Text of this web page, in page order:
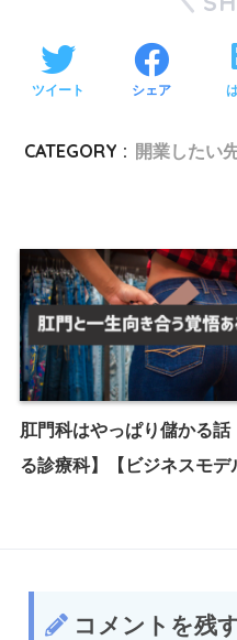
ツイート シェア
CATEGORY : 開業したい
肛門科はやっぱり儲かる話
る診療科】【ビジネスモデ
コメントを残